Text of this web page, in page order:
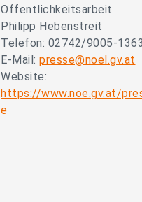
Öffentlichkeitsarbeit
Philipp Hebenstreit
Telefon: 02742/9005-
E-Mail: presse@noel.gv.at
Website:
https://www.noe.gv.at/
e